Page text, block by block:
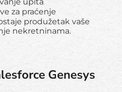
za praćenje
produžetak vaše
nekretninama.
Genesys